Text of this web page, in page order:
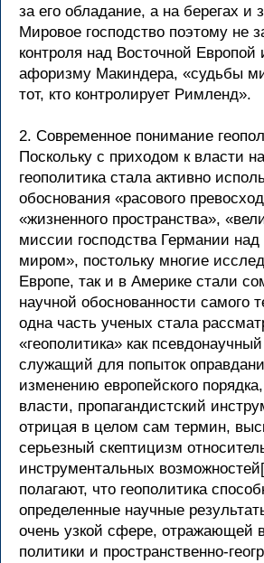
за его обладание, а на берегах
Мировое господство поэтому не
контроля над Восточной Европой
афоризму Макиндера, «судьбы
тот, кто контролирует Римленд».
2. Современное понимание
Поскольку с приходом к власти
геополитика стала активно
обоснования «расового
«жизненного пространства»,
миссии господства Германии
миром», постольку многие
Европе, так и в Америке стали
научной обоснованности самого
одна часть ученых стала
«геополитика» как
служащий для попыток
изменению европейского
власти, пропагандистский
отрицая в целом сам термин,
серьезный скептицизм
инструментальных
полагают, что геополитика
определенные научные
очень узкой сфере, отражающей
политики и пространственно-